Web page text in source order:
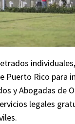
Puerto Rico para
y Abogadas de
legales